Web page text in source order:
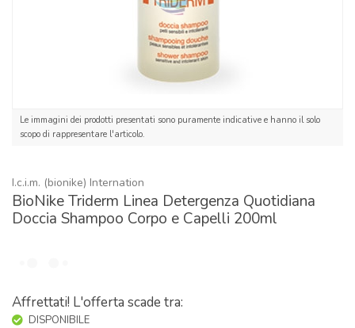
Le immagini dei prodotti presentati sono puramente indicative e hanno il solo
scopo di rappresentare l'articolo.
I.c.i.m. (bionike) Internation
BioNike Triderm Linea Detergenza Quotidiana
Doccia Shampoo Corpo e Capelli 200ml
Affrettati! L'offerta scade tra:
DISPONIBILE